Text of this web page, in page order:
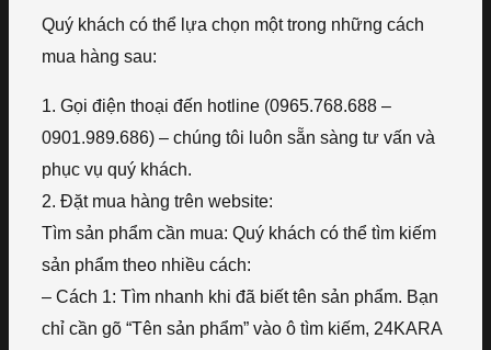
Quý khách có thể lựa chọn một trong những cách
mua hàng sau:
1. Gọi điện thoại đến hotline (0965.768.688 –
0901.989.686) – chúng tôi luôn sẵn sàng tư vấn và
phục vụ quý khách.
2. Đặt mua hàng trên website:
Tìm sản phẩm cần mua: Quý khách có thể tìm kiếm
sản phẩm theo nhiều cách:
– Cách 1: Tìm nhanh khi đã biết tên sản phẩm. Bạn
chỉ cần gõ “Tên sản phẩm” vào ô tìm kiếm, 24KARA